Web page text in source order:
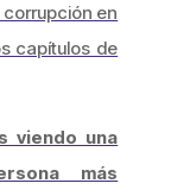
en
capítulos de
viendo una
más